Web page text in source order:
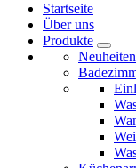
Startseite
Über uns
Produkte
Neuheiten